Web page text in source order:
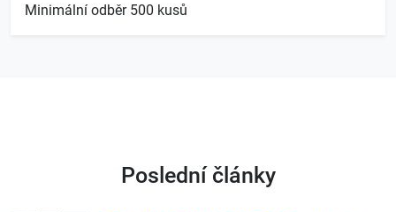
Minimální odběr 500 kusů
Poslední články